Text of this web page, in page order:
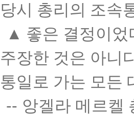
당시 총리의 조속
▲ 좋은 결정이었
주장한 것은 아니
통일로 가는 모든
-- 앙겔라 메르켈